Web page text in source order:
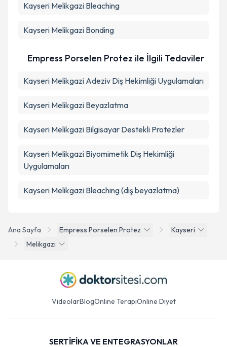
Ana Sayfa Empress Porselen Protez
Kayseri
Melikgazi
Kayseri Melikgazi Bleaching
Kayseri Melikgazi Bonding
Empress Porselen Protez ile İlgili Tedaviler
Kayseri Melikgazi Adeziv Diş Hekimliği Uygulamaları
Kayseri Melikgazi Beyazlatma
Kayseri Melikgazi Bilgisayar Destekli Protezler
Kayseri Melikgazi Biyomimetik Diş Hekimliği
Uygulamaları
Kayseri Melikgazi Bleaching (diş beyazlatma)
VideolarBlogOnline TerapiOnline Diyet
SERTİFİKA VE ENTEGRASYONLAR